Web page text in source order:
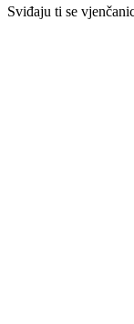
Sviđaju ti se